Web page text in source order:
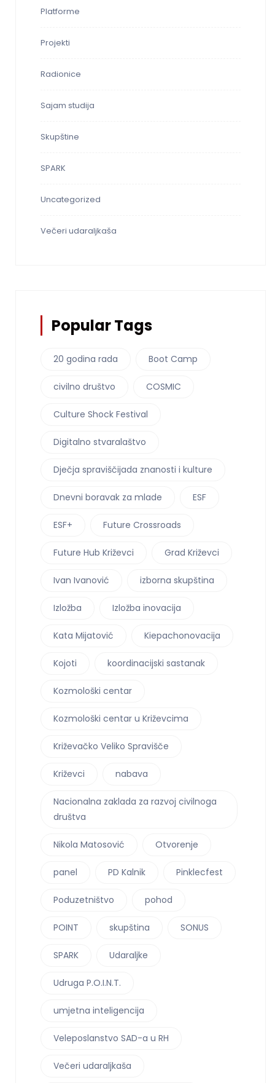
Platforme
Projekti
Radionice
Sajam studija
Skupštine
SPARK
Uncategorized
Večeri udaraljkaša
Popular Tags
20 godina rada Boot Camp
civilno društvo COSMIC
Culture Shock Festival
Digitalno stvaralaštvo
Dječja spraviščijada znanosti i kulture
Dnevni boravak za mlade ESF
ESF+ Future Crossroads
Future Hub Križevci Grad Križevci
Ivan Ivanović izborna skupština
Izložba Izložba inovacija
Kata Mijatović Kiepachonovacija
Kojoti koordinacijski sastanak
Kozmološki centar
Kozmološki centar u Križevcima
Križevačko Veliko Spravišče
Križevci nabava
Nacionalna zaklada za razvoj civilnoga
društva
Nikola Matosović Otvorenje
panel PD Kalnik Pinklecfest
Poduzetništvo pohod
POINT skupština SONUS
SPARK Udaraljke
Udruga P.O.I.N.T.
umjetna inteligencija
Veleposlanstvo SAD-a u RH
Večeri udaraljkaša